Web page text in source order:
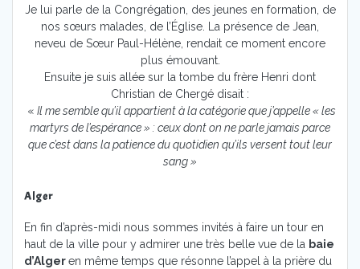
Je lui parle de la Congrégation, des jeunes en formation, de
nos sœurs malades, de l’Église. La présence de Jean,
neveu de Sœur Paul-Hélène, rendait ce moment encore
plus émouvant.
Ensuite je suis allée sur la tombe du frère Henri dont
Christian de Chergé disait :
« Il me semble qu’il appartient à la catégorie que j’appelle « les
martyrs de l’espérance » : ceux dont on ne parle jamais parce
que c’est dans la patience du quotidien qu’ils versent tout leur
sang »
Alger
En fin d’après-midi nous sommes invités à faire un tour en
haut de la ville pour y admirer une très belle vue de la baie
d’Algeren même temps que résonne l’appel à la prière du